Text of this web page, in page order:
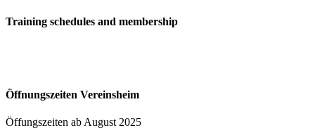
Training schedules and membership
Öffnungszeiten Vereinsheim
Öffungszeiten ab August 2025